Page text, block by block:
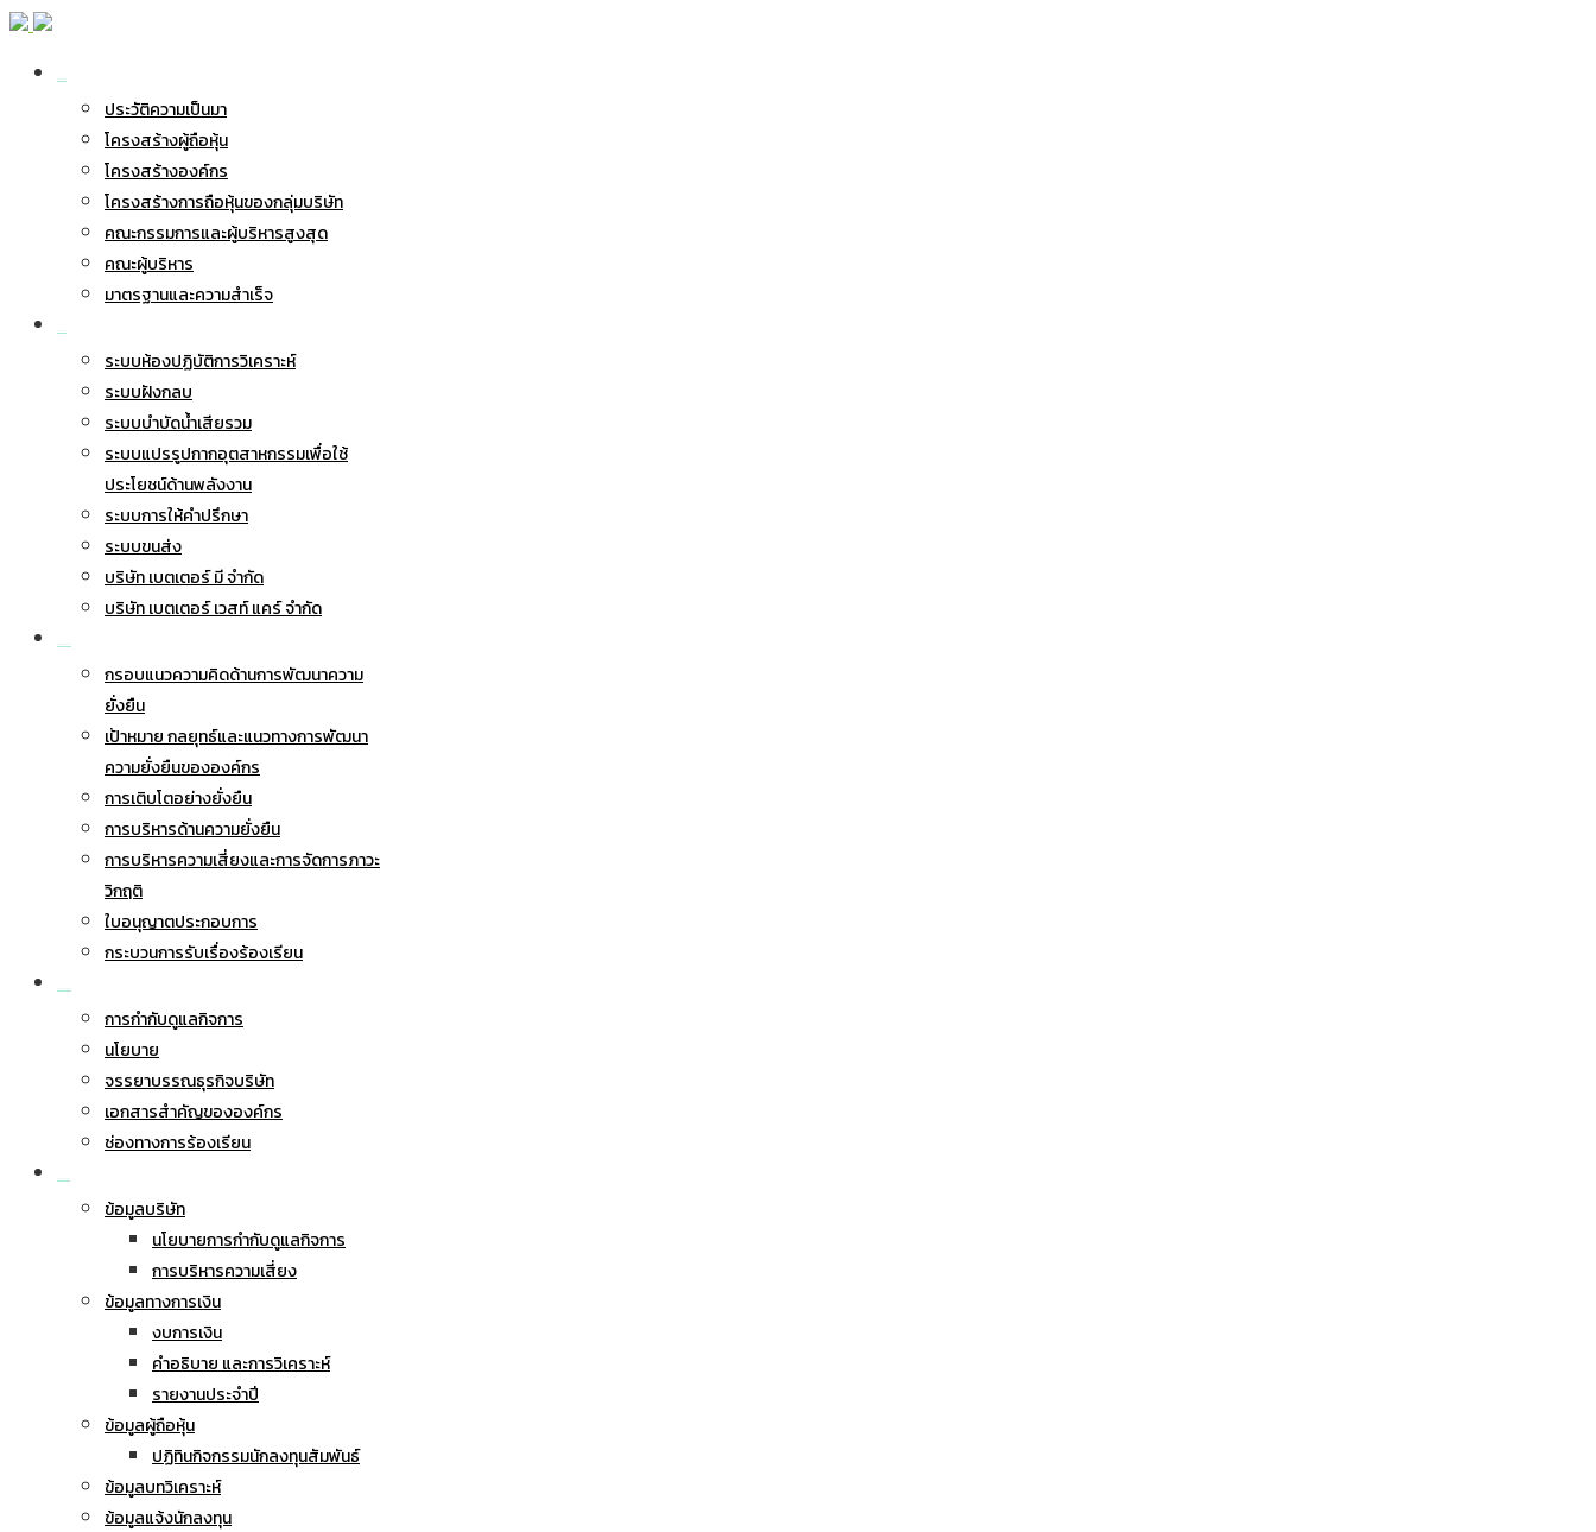
ประวัติความเป็นมา
โครงสร้างผู้ถือหุ้น
โครงสร้างองค์กร
โครงสร้างการถือหุ้นของกลุ่มบริษัท
คณะกรรมการและผู้บริหารสูงสุด
คณะผู้บริหาร
มาตรฐานและความสำเร็จ
ระบบห้องปฏิบัติการวิเคราะห์
ระบบฝังกลบ
ระบบบำบัดน้ำเสียรวม
ระบบแปรรูปกากอุตสาหกรรมเพื่อใช้
ประโยชน์ด้านพลังงาน
ระบบการให้คำปรึกษา
ระบบขนส่ง
บริษัท เบตเตอร์ มี จำกัด
บริษัท เบตเตอร์ เวสท์ แคร์ จำกัด
กรอบแนวความคิดด้านการพัฒนาความ
ยั่งยืน
เป้าหมาย กลยุทธ์และแนวทางการพัฒนา
ความยั่งยืนขององค์กร
การเติบโตอย่างยั่งยืน
การบริหารด้านความยั่งยืน
การบริหารความเสี่ยงและการจัดการภาวะ
วิกฤติ
ใบอนุญาตประกอบการ
กระบวนการรับเรื่องร้องเรียน
การกำกับดูแลกิจการ
นโยบาย
จรรยาบรรณธุรกิจบริษัท
เอกสารสำคัญขององค์กร
ช่องทางการร้องเรียน
ข้อมูลบริษัท
นโยบายการกำกับดูแลกิจการ
การบริหารความเสี่ยง
ข้อมูลทางการเงิน
งบการเงิน
คำอธิบาย และการวิเคราะห์
รายงานประจำปี
ข้อมูลผู้ถือหุ้น
ปฏิทินกิจกรรมนักลงทุนสัมพันธ์
ข้อมูลบทวิเคราะห์
ข้อมูลแจ้งนักลงทุน